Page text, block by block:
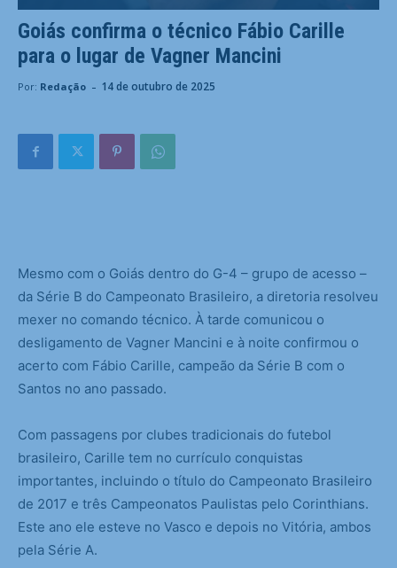
Goiás confirma o técnico Fábio Carille
para o lugar de Vagner Mancini
Por: Redação - 14 de outubro de 2025
Mesmo com o Goiás dentro do G-4 – grupo de acesso –
da Série B do Campeonato Brasileiro, a diretoria resolveu
mexer no comando técnico. À tarde comunicou o
desligamento de Vagner Mancini e à noite confirmou o
acerto com Fábio Carille, campeão da Série B com o
Santos no ano passado.
Com passagens por clubes tradicionais do futebol
brasileiro, Carille tem no currículo conquistas
importantes, incluindo o título do Campeonato Brasileiro
de 2017 e três Campeonatos Paulistas pelo Corinthians.
Este ano ele esteve no Vasco e depois no Vitória, ambos
pela Série A.